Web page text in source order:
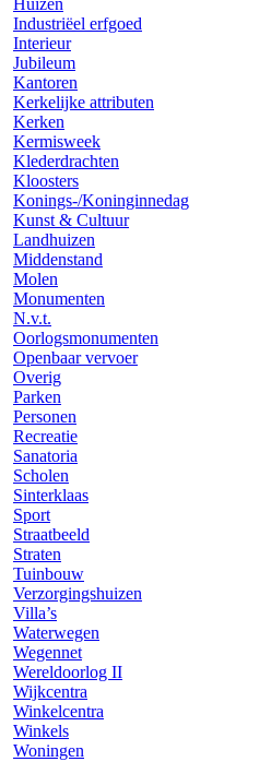
Huizen
Industriëel erfgoed
Interieur
Jubileum
Kantoren
Kerkelijke attributen
Kerken
Kermisweek
Klederdrachten
Kloosters
Konings-/Koninginnedag
Kunst & Cultuur
Landhuizen
Middenstand
Molen
Monumenten
N.v.t.
Oorlogsmonumenten
Openbaar vervoer
Overig
Parken
Personen
Recreatie
Sanatoria
Scholen
Sinterklaas
Sport
Straatbeeld
Straten
Tuinbouw
Verzorgingshuizen
Villa’s
Waterwegen
Wegennet
Wereldoorlog II
Wijkcentra
Winkelcentra
Winkels
Woningen